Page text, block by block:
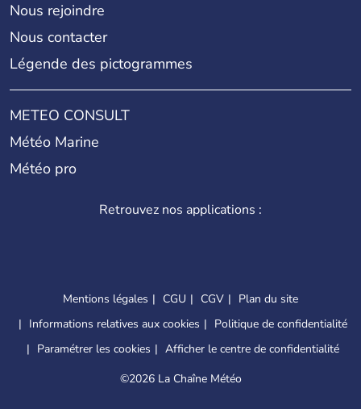
Nous rejoindre
Nous contacter
Légende des pictogrammes
METEO CONSULT
Météo Marine
Météo pro
Retrouvez nos applications :
Mentions légales CGU CGV
Plan du site
Informations relatives aux cookies
Politique de confidentialité
Paramétrer les cookies
Afficher le centre de confidentialité
©2026 La Chaîne Météo